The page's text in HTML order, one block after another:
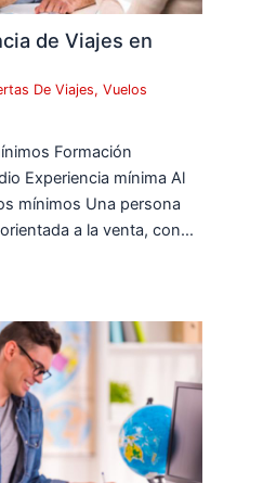
de Viajes en
De Viajes,Vuelos
Formación
Experiencia mínima Al
mínimos Una persona
a la venta, con…